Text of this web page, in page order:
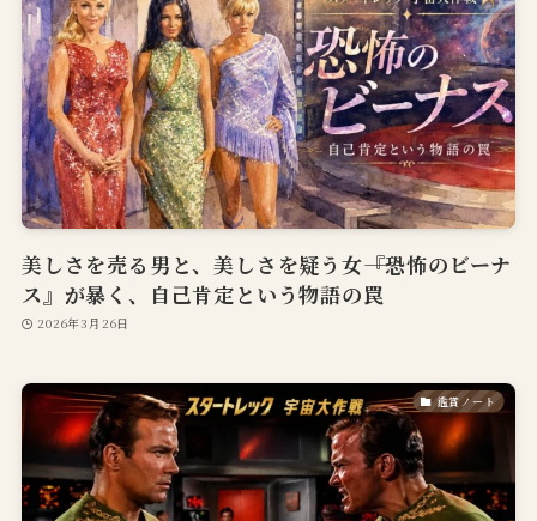
美しさを売る男と、美しさを疑う女――『恐怖のビーナ
ス』が暴く、自己肯定という物語の罠
2026年3月26日
鑑賞ノート